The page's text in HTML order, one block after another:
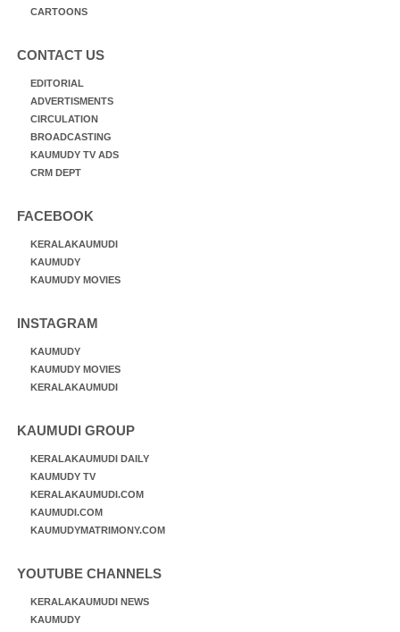
CARTOONS
CONTACT US
EDITORIAL
ADVERTISMENTS
CIRCULATION
BROADCASTING
KAUMUDY TV ADS
CRM DEPT
FACEBOOK
KERALAKAUMUDI
KAUMUDY
KAUMUDY MOVIES
INSTAGRAM
KAUMUDY
KAUMUDY MOVIES
KERALAKAUMUDI
KAUMUDI GROUP
KERALAKAUMUDI DAILY
KAUMUDY TV
KERALAKAUMUDI.COM
KAUMUDI.COM
KAUMUDYMATRIMONY.COM
YOUTUBE CHANNELS
KERALAKAUMUDI NEWS
KAUMUDY